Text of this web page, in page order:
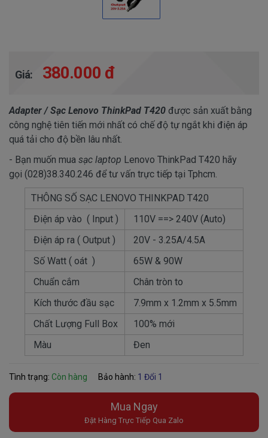
Giá: 380.000 đ
Adapter / Sạc Lenovo ThinkPad T420 được sản xuất bằng
công nghệ tiên tiến mới nhất có chế độ tự ngắt khi điện áp
quá tải cho độ bền lâu nhất.
- Bạn muốn mua sạc laptop Lenovo ThinkPad T420 hãy
gọi (028)38.340.246 để tư vấn trực tiếp tại Tphcm.
THÔNG SỐ SẠC LENOVO THINKPAD T420
Điện áp vào ( Input )
110V ==> 240V (Auto)
Điện áp ra ( Output )
20V - 3.25A/4.5A
Số Watt ( oát )
65W & 90W
Chuẩn cắm
Chân tròn to
Kích thước đầu sạc
7.9mm x 1.2mm x 5.5mm
Chất Lượng Full Box
100% mới
Màu
Đen
Tình trạng: Còn hàng Bảo hành: 1 Đổi 1
Mua Ngay
Đặt Hàng Trực Tiếp Qua Zalo